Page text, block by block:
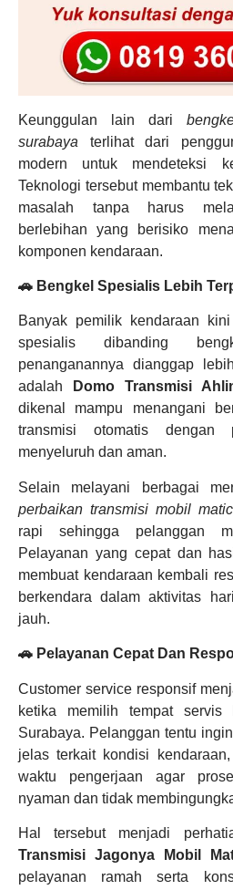
Keunggulan lain dari
surabaya terlihat dari
modern untuk mendeteksi
Teknologi tersebut membantu
masalah tanpa harus
berlebihan yang berisiko
komponen kendaraan.
🚗 Bengkel Spesialis Lebih
Banyak pemilik kendaraan
spesialis dibanding
penanganannya dianggap
adalah
Domo Transmisi
dikenal mampu menangani
transmisi otomatis dengan
menyeluruh dan aman.
Selain melayani berbagai
perbaikan transmisi mobil matic
rapi sehingga pelanggan
Pelayanan yang cepat dan
membuat kendaraan kembali
berkendara dalam aktivitas
jauh.
🚗 Pelayanan Cepat Dan
Customer service responsif
ketika memilih tempat servis
Surabaya. Pelanggan tentu
jelas terkait kondisi
waktu pengerjaan agar
nyaman dan tidak
Hal tersebut menjadi
Transmisi Jagonya Mobil
pelayanan ramah serta